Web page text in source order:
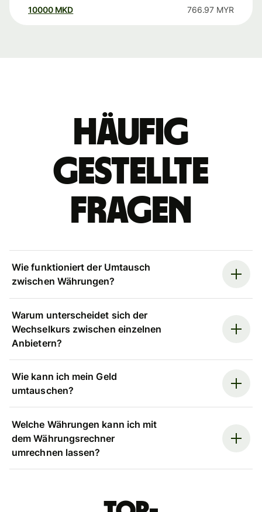
10000 MKD 766.97 MYR
Häufig
gestellte
Fragen
Wie funktioniert der Umtausch
zwischen Währungen?
Warum unterscheidet sich der
Wechselkurs zwischen einzelnen
Anbietern?
Wie kann ich mein Geld
umtauschen?
Welche Währungen kann ich mit
dem Währungsrechner
umrechnen lassen?